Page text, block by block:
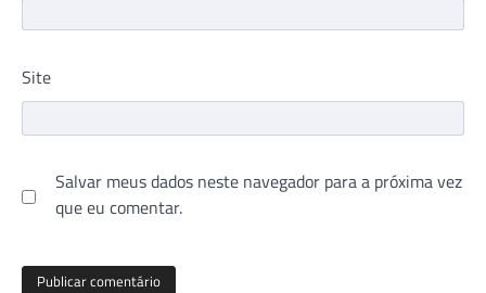
Site
Salvar meus dados neste navegador para a próxima vez
que eu comentar.